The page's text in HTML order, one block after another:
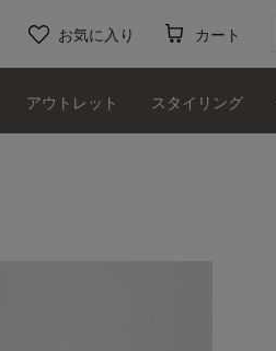
お気に入り カート
アウトレット スタイリング